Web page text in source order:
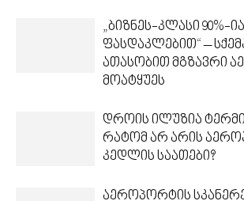
„ბიზნეს-კლასი 90%-
ფასდაკლებით“ –
ათასობით მგზავრი
მოატყუეს
დროის ილუზია
რატომ არ არის
კედლის საათები?
აეროპორტის